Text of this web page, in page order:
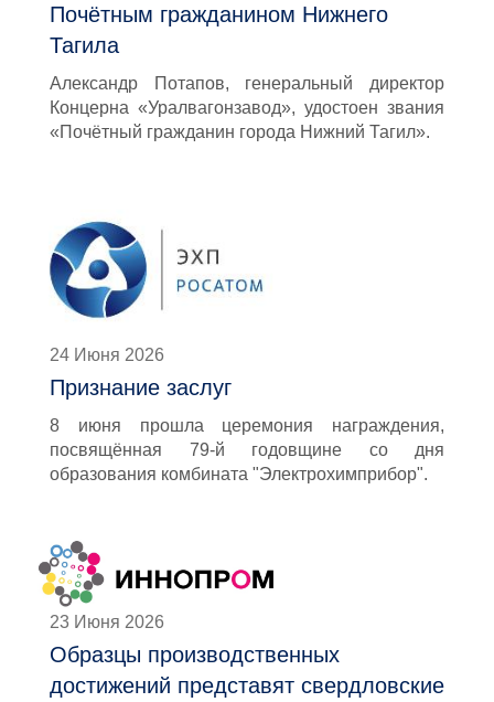
Почётным гражданином Нижнего
Тагила
Александр Потапов, генеральный директор
Концерна «Уралвагонзавод», удостоен звания
«Почётный гражданин города Нижний Тагил».
24 Июня 2026
Признание заслуг
8 июня прошла церемония награждения,
посвящённая 79-й годовщине со дня
образования комбината "Электрохимприбор".
23 Июня 2026
Образцы производственных
достижений представят свердловские